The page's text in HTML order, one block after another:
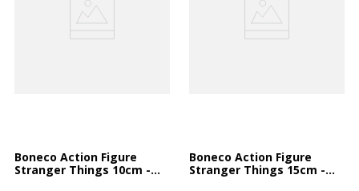
Boneco Action Figure
Stranger Things 10cm -
Boneco Action Figure
Stranger Things 15cm -